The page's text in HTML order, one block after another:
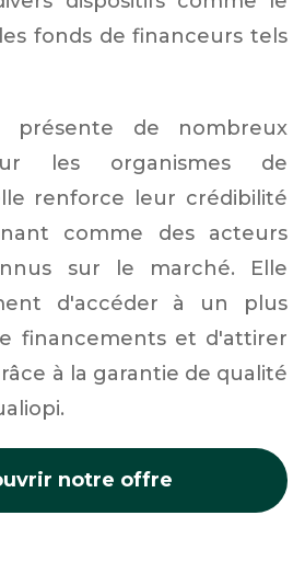
fonds de financeurs tels
présente de nombreux
les organismes de
renforce leur crédibilité
comme des acteurs
sur le marché. Elle
d'accéder à un plus
financements et d'attirer
à la garantie de qualité
notre offre